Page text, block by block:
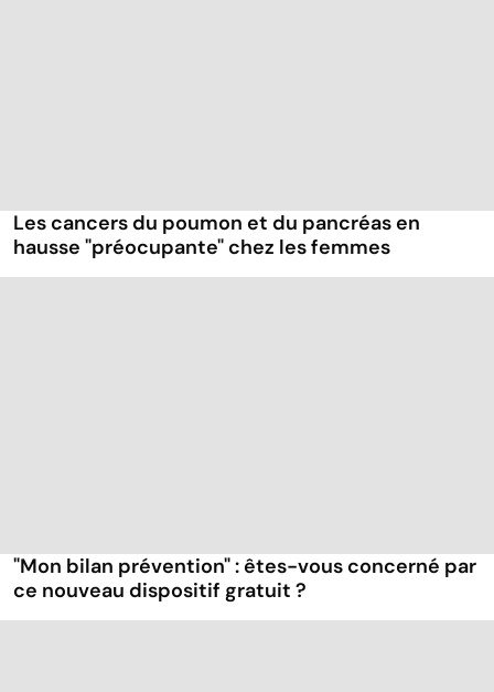
Les cancers du poumon et du pancréas en
hausse "préocupante" chez les femmes
"Mon bilan prévention" : êtes-vous concerné par
ce nouveau dispositif gratuit ?